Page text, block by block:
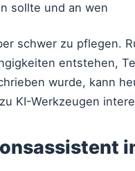
sollte und an wen
schwer zu pflegen.
entstehen,
wurde, kann
KI-Werkzeugen